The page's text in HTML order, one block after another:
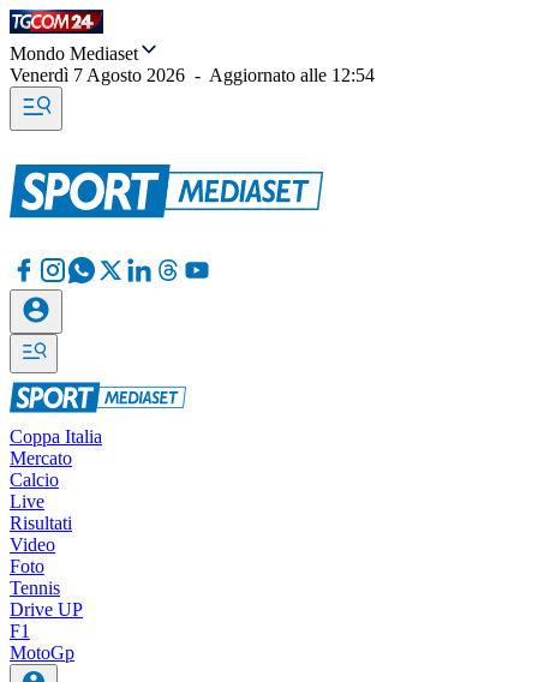
Mondo Mediaset
Venerdì 7 Agosto 2026 - Aggiornato alle 12:54
Coppa Italia
Mercato
Calcio
Live
Risultati
Video
Foto
Tennis
Drive UP
F1
MotoGp